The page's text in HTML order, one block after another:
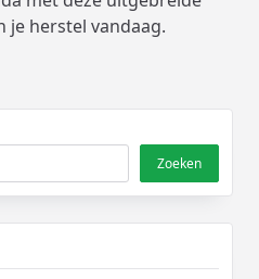
je herstel vandaag.
Zoeken